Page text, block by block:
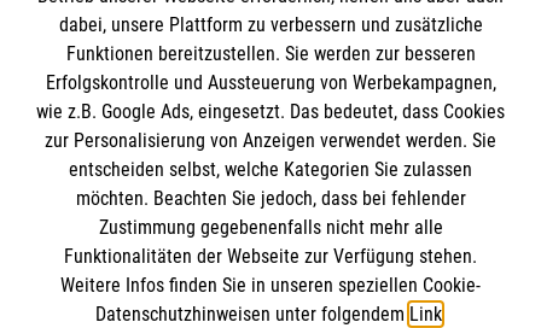
BIC: GENODED 1PA7
Newsletter abonnieren
dabei, unsere Plattform zu verbessern und zusätzliche
Funktionen bereitzustellen. Sie werden zur besseren
Erfolgskontrolle und Aussteuerung von Werbekampagnen,
wie z.B. Google Ads, eingesetzt. Das bedeutet, dass Cookies
zur Personalisierung von Anzeigen verwendet werden. Sie
entscheiden selbst, welche Kategorien Sie zulassen
möchten. Beachten Sie jedoch, dass bei fehlender
Zustimmung gegebenenfalls nicht mehr alle
Funktionalitäten der Webseite zur Verfügung stehen.
Weitere Infos finden Sie in unseren speziellen Cookie-
Datenschutzhinweisen unter folgendem Link.